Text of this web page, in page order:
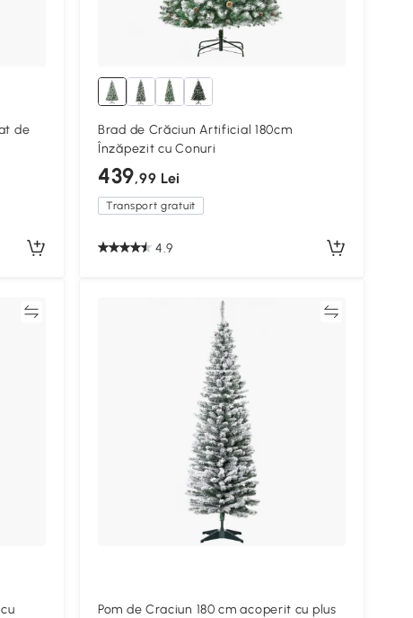
de
Brad de Crăciun Artificial 180cm
Înzăpezit cu Conuri
439,99 Lei
Transport gratuit
4.9
Pom de Craciun 180 cm acoperit cu plus